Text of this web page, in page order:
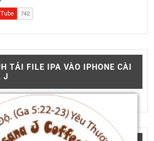
TẢI FILE IPA VÀO IPHONE CÀI
J